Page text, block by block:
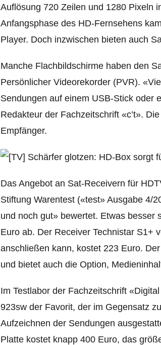
Auflösung 720 Zeilen und 1280 Pixeln
Anfangsphase des HD-Fernsehens
Player. Doch inzwischen bieten auch
Manche Flachbildschirme haben den
Persönlicher Videorekorder (PVR).
Sendungen auf einem USB-Stick oder
Redakteur der Fachzeitschrift «c’t».
Empfänger.
Das Angebot an Sat-Receivern für
Stiftung Warentest («test» Ausgabe 4/
und noch gut» bewertet. Etwas besser
Euro ab. Der Receiver Technistar S1+
anschließen kann, kostet 223 Euro.
und bietet auch die Option,
Im Testlabor der Fachzeitschrift
923sw der Favorit, der im Gegensatz
Aufzeichnen der Sendungen
Platte kostet knapp 400 Euro, das